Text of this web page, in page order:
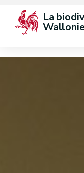
La
Wallonie